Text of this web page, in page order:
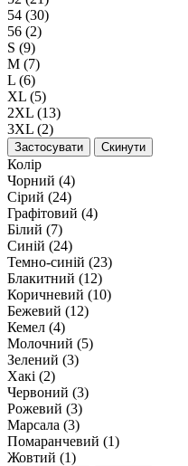
54 (30)
56 (2)
S (9)
M (7)
L (6)
XL (5)
2XL (13)
3XL (2)
Застосувати Скинути
Колір
Чорний (4)
Сірий (24)
Графітовий (4)
Білий (7)
Синій (24)
Темно-синій (23)
Блакитний (12)
Коричневий (10)
Бежевий (12)
Кемел (4)
Молочний (5)
Зелений (3)
Хакі (2)
Червоний (3)
Рожевий (3)
Марсала (3)
Помаранчевий (1)
Жовтий (1)